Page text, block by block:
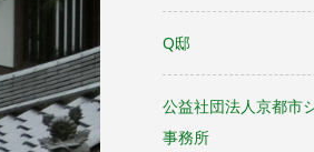
Q邸
公益社団法人京都市
事務所